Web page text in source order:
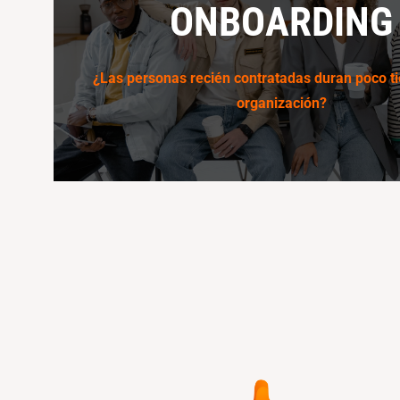
ONBOARDING
¿Las personas recién contratadas duran poco
organización?
Analizamos el impacto directo de la atracción de
negocio, descubriendo nuevas formas de
las nuevas generaciones
Conoce más